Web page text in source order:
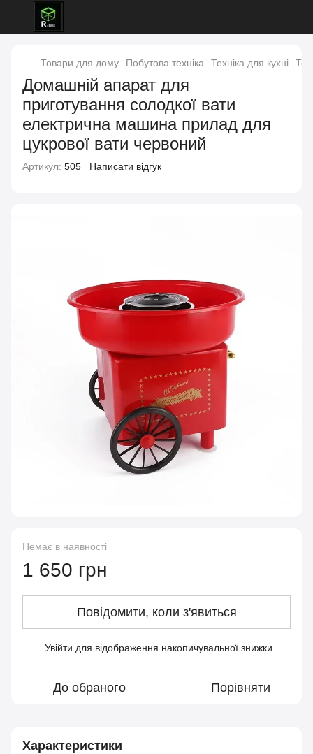
Товари для дому Побутова техніка Техніка для кухні
Домашній апарат для
приготування солодкої вати
електрична машина прилад для
цукрової вати червоний
Артикул: 505 Написати відгук
Немає в наявності
1 650 грн
Повідомити, коли з'явиться
Увійти для відображення накопичувальної знижки
До обраного Порівняти
Характеристики